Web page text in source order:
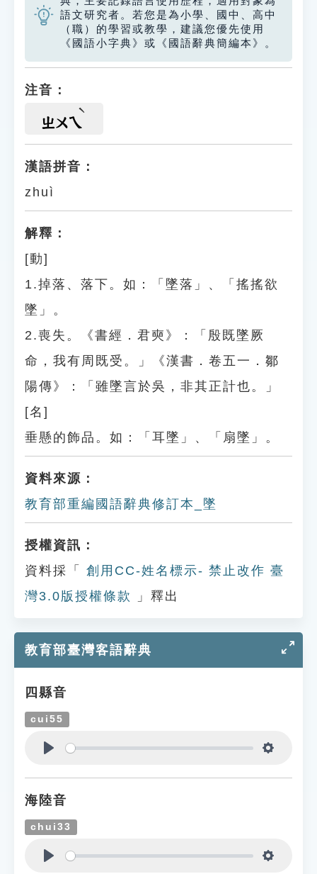
語文研究者。若您是為小學、國中、高中
（職）的學習或教學，建議您優先使用
《國語小字典》或《國語辭典簡編本》。
注音：
ㄓㄨㄟ
漢語拼音：
zhuì
解釋：
[動]
1.掉落、落下。如：「墜落」、「搖搖欲
墜」。
2.喪失。《書經．君奭》：「殷既墜厥
命，我有周既受。」《漢書．卷五一．鄒
陽傳》：「雖墜言於吳，非其正計也。」
[名]
垂懸的飾品。如：「耳墜」、「扇墜」。
資料來源：
教育部重編國語辭典修訂本_墜
授權資訊：
資料採「
創用CC-姓名標示- 禁止改作 臺
灣3.0版授權條款
」釋出
教育部臺灣客語辭典
四縣音
cui55
海陸音
chui33